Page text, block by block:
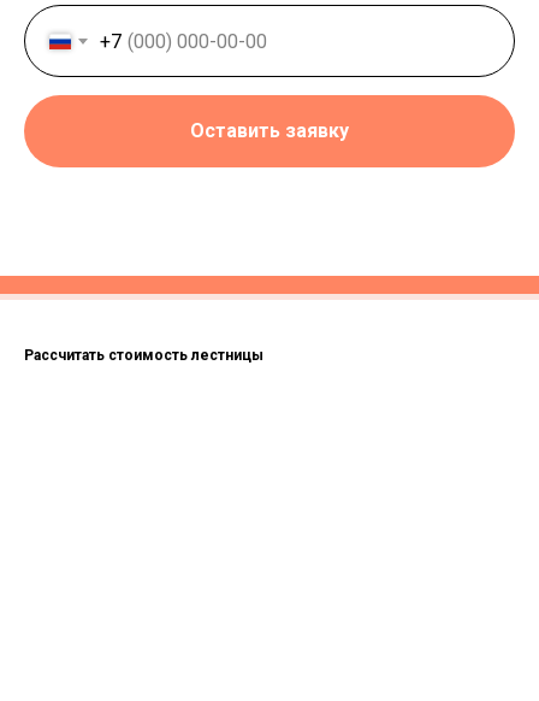
+7
Оставить заявку
Рассчитать стоимость лестницы